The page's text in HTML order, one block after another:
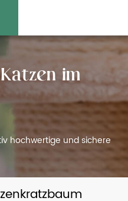
Katzen im
hochwertige und sichere